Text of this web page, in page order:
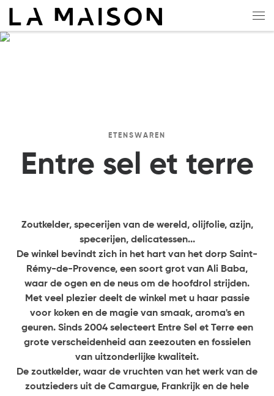
Overslaan naar inhoud
ETENSWAREN
Entre sel et terre
Zoutkelder, specerijen van de wereld, olijfolie, azijn,
specerijen, delicatessen...
De winkel bevindt zich in het hart van het dorp Saint-
Rémy-de-Provence, een soort grot van Ali Baba,
waar de ogen en de neus om de hoofdrol strijden.
Met veel plezier deelt de winkel met u haar passie
voor koken en de magie van smaak, aroma's en
geuren. Sinds 2004 selecteert Entre Sel et Terre een
grote verscheidenheid aan zeezouten en fossielen
van uitzonderlijke kwaliteit.
De zoutkelder, waar de vruchten van het werk van de
zoutzieders uit de Camargue, Frankrijk en de hele